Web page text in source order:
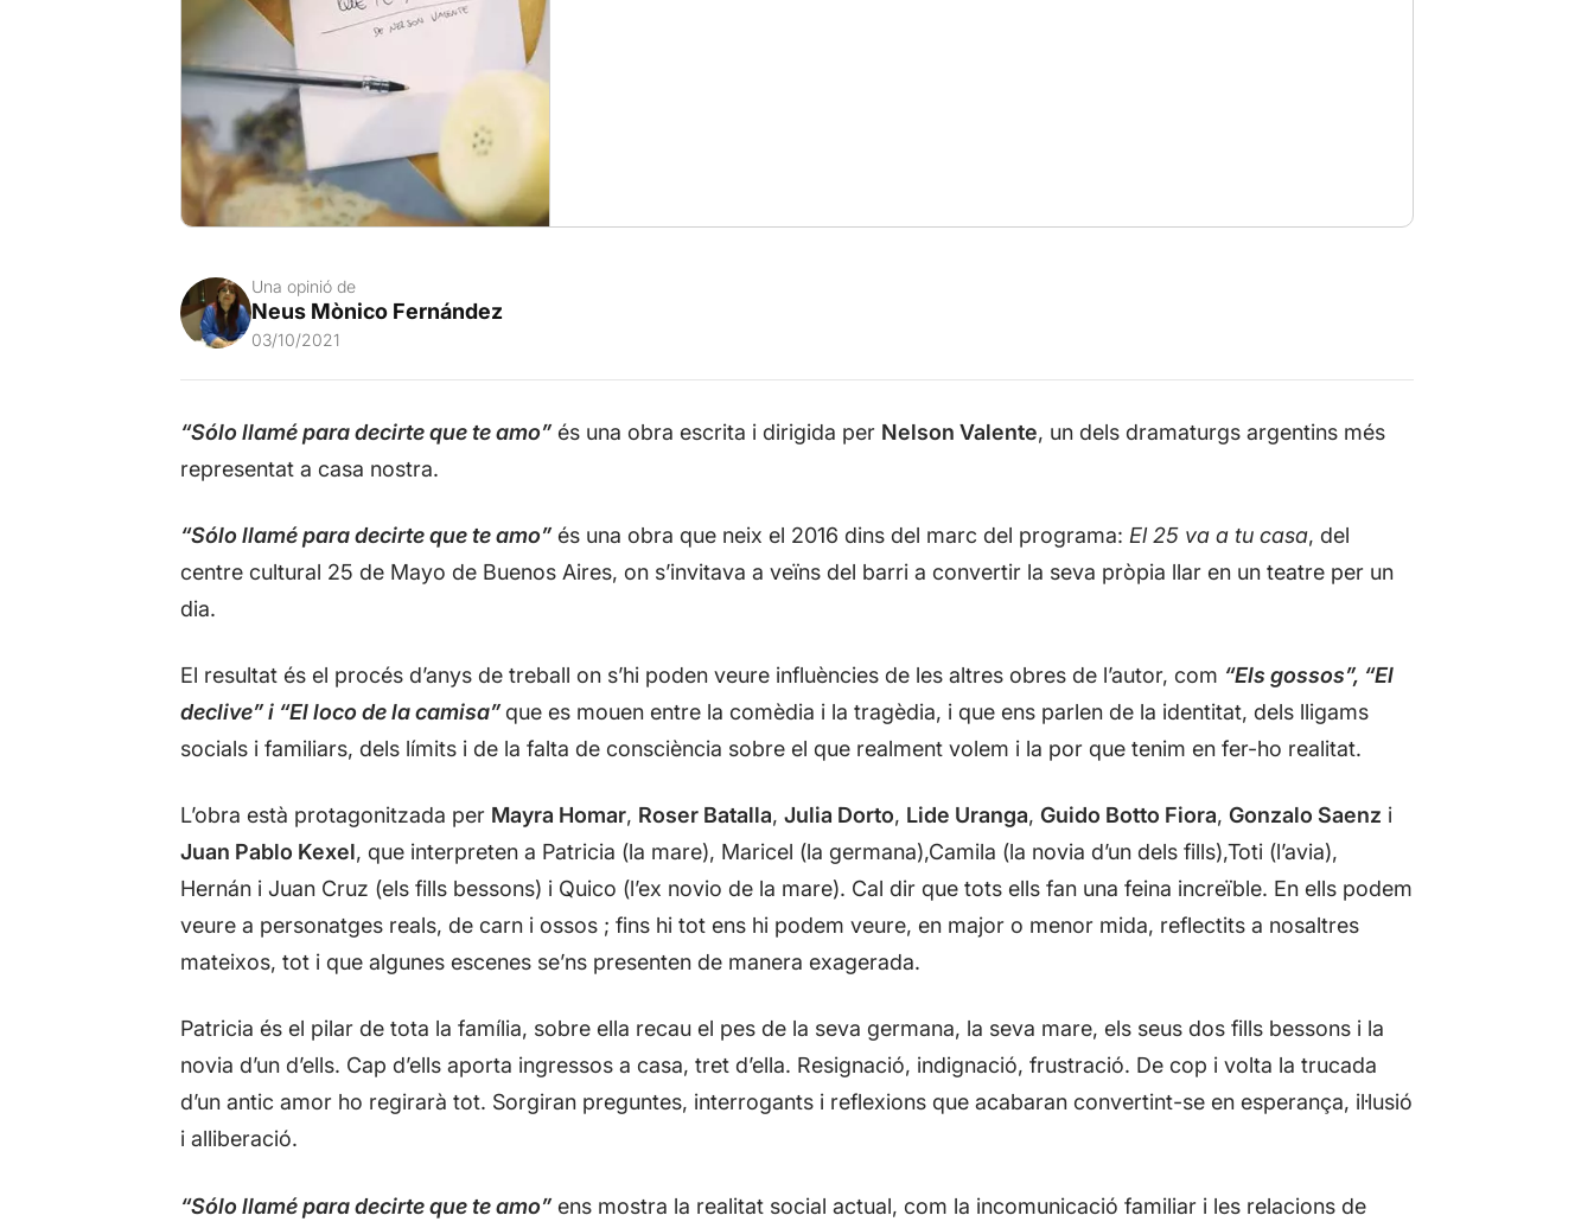
Una opinió de
Neus Mònico Fernández
03/10/2021
“Sólo llamé para decirte que te amo”és una obra escrita i dirigida per Nelson Valente, un dels dramaturgs argentins més
representat a casa nostra.
“Sólo llamé para decirte que te amo”és una obra que neix el 2016 dins del marc del programa: El 25 va a tu casa, del
centre cultural 25 de Mayo de Buenos Aires, on s’invitava a veïns del barri a convertir la seva pròpia llar en un teatre per un
dia.
El resultat és el procés d’anys de treball on s’hi poden veure influències de les altres obres de l’autor, com “Els gossos”, “El
declive” i “El loco de la camisa” que es mouen entre la comèdia i la tragèdia, i que ens parlen de la identitat, dels lligams
socials i familiars, dels límits i de la falta de consciència sobre el que realment volem i la por que tenim en fer-ho realitat.
L’obra està protagonitzada per Mayra Homar, Roser Batalla, Julia Dorto, Lide Uranga, Guido Botto Fiora, Gonzalo Saenz i
Juan Pablo Kexel, que interpreten a Patricia (la mare), Maricel (la germana),Camila (la novia d’un dels fills),Toti (l’avia),
Hernán i Juan Cruz (els fills bessons) i Quico (l’ex novio de la mare). Cal dir que tots ells fan una feina increïble. En ells podem
veure a personatges reals, de carn i ossos ; fins hi tot ens hi podem veure, en major o menor mida, reflectits a nosaltres
mateixos, tot i que algunes escenes se’ns presenten de manera exagerada.
Patricia és el pilar de tota la família, sobre ella recau el pes de la seva germana, la seva mare, els seus dos fills bessons i la
novia d’un d’ells. Cap d’ells aporta ingressos a casa, tret d’ella. Resignació, indignació, frustració. De cop i volta la trucada
d’un antic amor ho regirarà tot. Sorgiran preguntes, interrogants i reflexions que acabaran convertint-se en esperança, il·lusió
i alliberació.
“Sólo llamé para decirte que te amo”ens mostra la realitat social actual, com la incomunicació familiar i les relacions de